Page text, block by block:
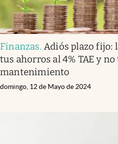
Finanzas. Adiós plazo fijo:
tus ahorros al 4% TAE y
mantenimiento
domingo, 12 de Mayo de 2024